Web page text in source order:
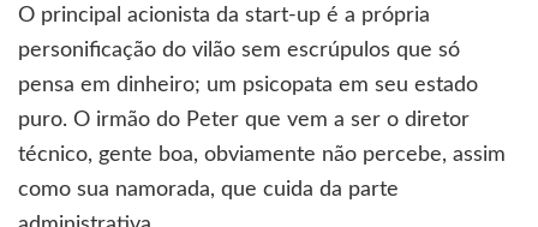
O principal acionista da start-up é a própria
personificação do vilão sem escrúpulos que só
pensa em dinheiro; um psicopata em seu estado
puro. O irmão do Peter que vem a ser o diretor
técnico, gente boa, obviamente não percebe, assim
como sua namorada, que cuida da parte